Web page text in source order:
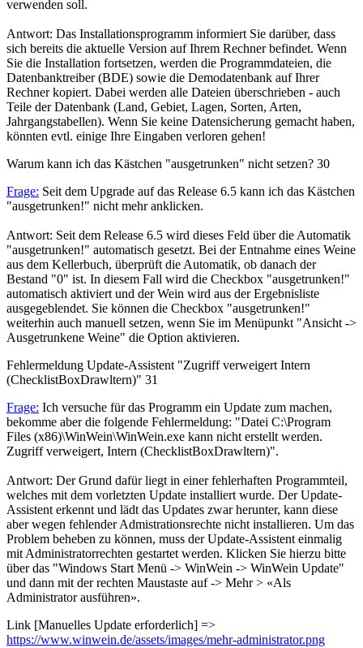
verwenden soll.
Antwort: Das Installationsprogramm informiert Sie darüber, dass
sich bereits die aktuelle Version auf Ihrem Rechner befindet. Wenn
Sie die Installation fortsetzen, werden die Programmdateien, die
Datenbanktreiber (BDE) sowie die Demodatenbank auf Ihrer
Rechner kopiert. Dabei werden alle Dateien überschrieben - auch
Teile der Datenbank (Land, Gebiet, Lagen, Sorten, Arten,
Jahrgangstabellen). Wenn Sie keine Datensicherung gemacht haben,
könnten evtl. einige Ihre Eingaben verloren gehen!
Warum kann ich das Kästchen "ausgetrunken" nicht setzen? 30
Frage: Seit dem Upgrade auf das Release 6.5 kann ich das Kästchen
"ausgetrunken!" nicht mehr anklicken.
Antwort: Seit dem Release 6.5 wird dieses Feld über die Automatik
"ausgetrunken!" automatisch gesetzt. Bei der Entnahme eines Weine
aus dem Kellerbuch, überprüft die Automatik, ob danach der
Bestand "0" ist. In diesem Fall wird die Checkbox "ausgetrunken!"
automatisch aktiviert und der Wein wird aus der Ergebnisliste
ausgegeblendet. Sie können die Checkbox "ausgetrunken!"
weiterhin auch manuell setzen, wenn Sie im Menüpunkt "Ansicht ->
Ausgetrunkene Weine" die Option aktivieren.
Fehlermeldung Update-Assistent "Zugriff verweigert Intern
(ChecklistBoxDrawltern)" 31
Frage: Ich versuche für das Programm ein Update zum machen,
bekomme aber die folgende Fehlermeldung: "Datei C:\Program
Files (x86)\WinWein\WinWein.exe kann nicht erstellt werden.
Zugriff verweigert, Intern (ChecklistBoxDrawltern)".
Antwort: Der Grund dafür liegt in einer fehlerhaften Programmteil,
welches mit dem vorletzten Update installiert wurde. Der Update-
Assistent erkennt und lädt das Updates zwar herunter, kann diese
aber wegen fehlender Admistrationsrechte nicht installieren. Um das
Problem beheben zu können, muss der Update-Assistent einmalig
mit Administratorrechten gestartet werden. Klicken Sie hierzu bitte
über das "Windows Start Menü -> WinWein -> WinWein Update"
und dann mit der rechten Maustaste auf -> Mehr > «Als
Administrator ausführen».
Link [Manuelles Update erforderlich] =>
https://www.winwein.de/assets/images/mehr-administrator.png